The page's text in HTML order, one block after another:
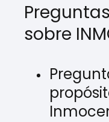
sobre